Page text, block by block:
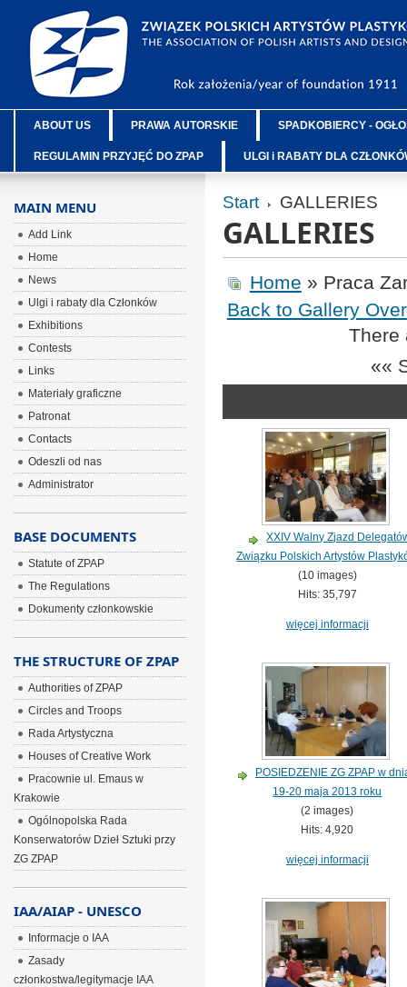
ABOUT US PRAWA AUTORSKIE SPADKOBIERCY -
REGULAMIN PRZYJĘĆ DO ZPAP ULGI i RABATY DLA
Start GALLERIES
GALLERIES
Home » Praca
Back to Gallery
There
««
XXIV Walny Zjazd
Związku Polskich Artystów
(10 images)
Hits: 35,797
więcej informacji
POSIEDZENIE ZG ZPAP w
19-20 maja 2013 roku
(2 images)
Hits: 4,920
więcej informacji
MAIN MENU
Add Link
Home
News
Ulgi i rabaty dla Członków
Exhibitions
Contests
Links
Materiały graficzne
Patronat
Contacts
Odeszli od nas
Administrator
BASE DOCUMENTS
Statute of ZPAP
The Regulations
Dokumenty członkowskie
THE STRUCTURE OF ZPAP
Authorities of ZPAP
Circles and Troops
Rada Artystyczna
Houses of Creative Work
Pracownie ul. Emaus w
Krakowie
Ogólnopolska Rada
Konserwatorów Dzieł Sztuki przy
ZG ZPAP
IAA/AIAP - UNESCO
Informacje o IAA
Zasady
członkostwa/legitymacje IAA